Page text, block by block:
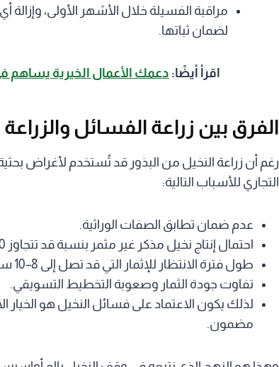
مراقبة الفسيلة خلال الأشهر الأولى،
لضمان ثباتها.
اقرأ أيضًا: دعمك الأعمال الخيرية
الفرق بين زراعة الفسائل والزراعة
رغم أن زراعة النخيل من البذور قد تُستخدم لأغراض بحثية
التجاري للأسباب التالية:
عدم ضمان تطابق الصفات الوراثية.
احتمال إنتاج نخيل مذكر غير مثمر بنسبة قد تتجاوز 50%.
طول فترة الانتظار للإثمار التي قد تصل إلى 8–10 سنوات أو أكثر.
تفاوت جودة الثمار وصعوبة التخطيط التسويقي.
لذلك يكون الاعتماد على فسائل النخيل هو
مضمون.